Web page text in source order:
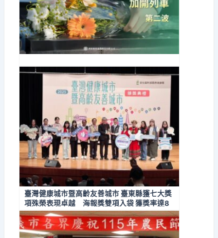
臺灣健康城市暨高齡友善城市 臺東縣獲七大獎
項殊榮表現卓越 海報獎雙項入袋 獲獎率達8
7.5%